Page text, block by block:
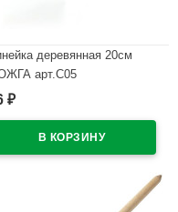
деревянная 20см
арт.С05
В наличии
₽